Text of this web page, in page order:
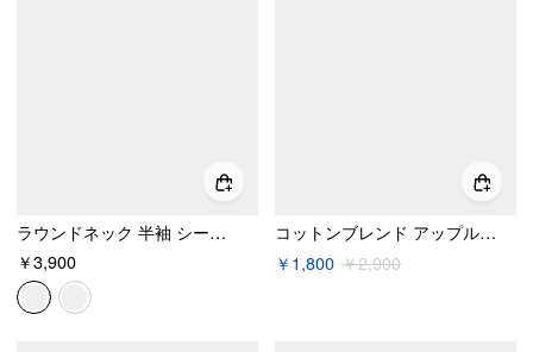
ラウンドネック 半袖 シースルー ボタンフロント ブラウス
￥3,900
コットンブレンド アップルグラフィック スクエアネック レースフローラルトリム タンクトップ
￥1,800 ￥2,900